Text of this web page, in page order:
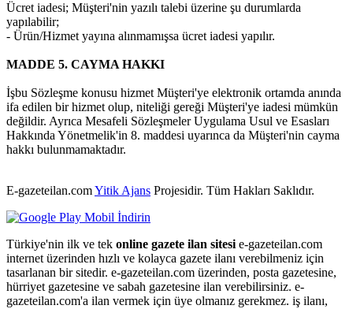
Ücret iadesi; Müşteri'nin yazılı talebi üzerine şu durumlarda
yapılabilir;
- Ürün/Hizmet yayına alınmamışsa ücret iadesi yapılır.
MADDE 5. CAYMA HAKKI
İşbu Sözleşme konusu hizmet Müşteri'ye elektronik ortamda anında
ifa edilen bir hizmet olup, niteliği gereği Müşteri'ye iadesi mümkün
değildir. Ayrıca Mesafeli Sözleşmeler Uygulama Usul ve Esasları
Hakkında Yönetmelik'in 8. maddesi uyarınca da Müşteri'nin cayma
hakkı bulunmamaktadır.
E-gazeteilan.comYitik Ajans Projesidir. Tüm Hakları Saklıdır.
Türkiye'nin ilk ve tek online gazete ilan sitesi e-gazeteilan.com
internet üzerinden hızlı ve kolayca gazete ilanı verebilmeniz için
tasarlanan bir sitedir. e-gazeteilan.com üzerinden, posta gazetesine,
hürriyet gazetesine ve sabah gazetesine ilan verebilirsiniz. e-
gazeteilan.com'a ilan vermek için üye olmanız gerekmez. iş ilanı,